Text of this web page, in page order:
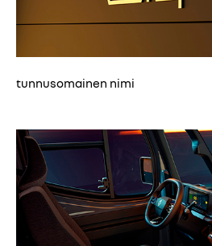
tunnusomainen nimi